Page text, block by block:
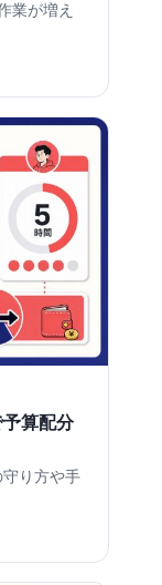
業が増え
算配分
り方や手